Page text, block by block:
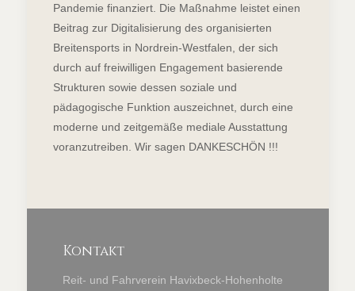
Pandemie finanziert. Die Maßnahme leistet einen
Beitrag zur Digitalisierung des organisierten
Breitensports in Nordrein-Westfalen, der sich
durch auf freiwilligen Engagement basierende
Strukturen sowie dessen soziale und
pädagogische Funktion auszeichnet, durch eine
moderne und zeitgemäße mediale Ausstattung
voranzutreiben. Wir sagen DANKESCHÖN !!!
Kontakt
Reit- und Fahrverein Havixbeck-Hohenholte